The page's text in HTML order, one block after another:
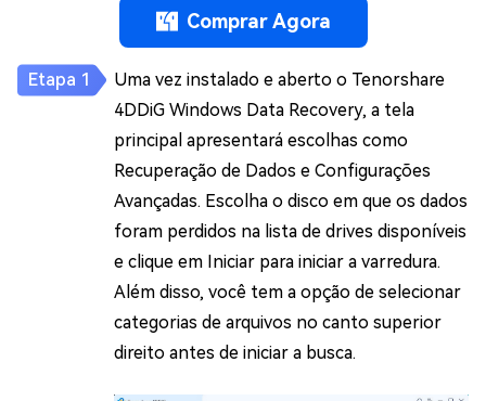
Comprar Agora
Uma vez instalado e aberto o Tenorshare
4DDiG Windows Data Recovery, a tela
principal apresentará escolhas como
Recuperação de Dados e Configurações
Avançadas. Escolha o disco em que os dados
foram perdidos na lista de drives disponíveis
e clique em Iniciar para iniciar a varredura.
Além disso, você tem a opção de selecionar
categorias de arquivos no canto superior
direito antes de iniciar a busca.